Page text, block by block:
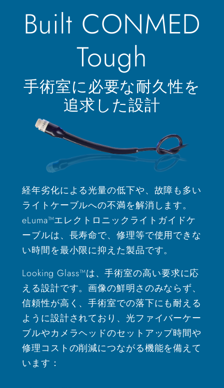
Built CONMED
Tough
手術室に必要な耐久性を
追求した設計
経年劣化による光量の低下や、故障も多い
ライトケーブルへの不満を解消します。
eLuma™エレクトロニックライトガイドケ
ーブルは、長寿命で、修理等で使用できな
い時間を最小限に抑えた製品です。
Looking Glass™は、手術室の高い要求に応
える設計です。画像の鮮明さのみならず、
信頼性が高く、手術室での落下にも耐える
ように設計されており、光ファイバーケー
ブルやカメラヘッドのセットアップ時間や
修理コストの削減につながる機能を備えて
います：